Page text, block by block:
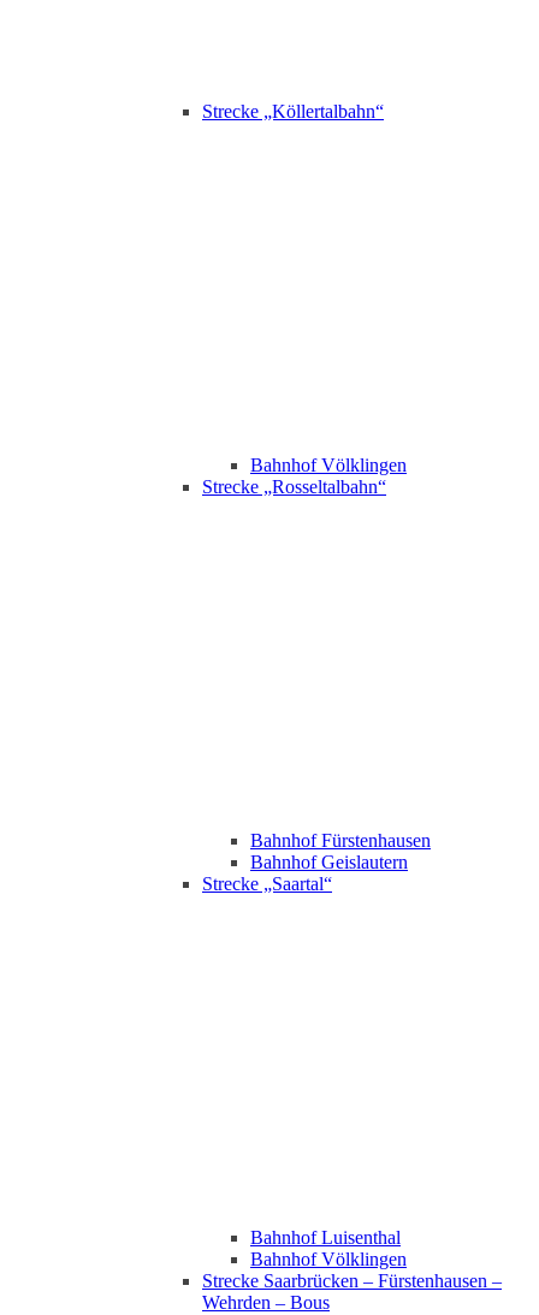
Strecke „Köllertalbahn“
Bahnhof Völklingen
Strecke „Rosseltalbahn“
Bahnhof Fürstenhausen
Bahnhof Geislautern
Strecke „Saartal“
Bahnhof Luisenthal
Bahnhof Völklingen
Strecke Saarbrücken – Fürstenhausen –
Wehrden – Bous